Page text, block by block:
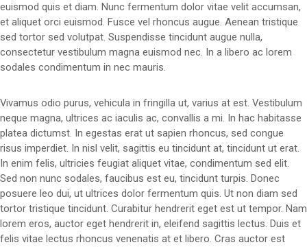
euismod quis et diam. Nunc fermentum dolor vitae velit accumsan,
et aliquet orci euismod. Fusce vel rhoncus augue. Aenean tristique
sed tortor sed volutpat. Suspendisse tincidunt augue nulla,
consectetur vestibulum magna euismod nec. In a libero ac lorem
sodales condimentum in nec mauris.
Vivamus odio purus, vehicula in fringilla ut, varius at est. Vestibulum
neque magna, ultrices ac iaculis ac, convallis a mi. In hac habitasse
platea dictumst. In egestas erat ut sapien rhoncus, sed congue
risus imperdiet. In nisl velit, sagittis eu tincidunt at, tincidunt ut erat.
In enim felis, ultricies feugiat aliquet vitae, condimentum sed elit.
Sed non nunc sodales, faucibus est eu, tincidunt turpis. Donec
posuere leo dui, ut ultrices dolor fermentum quis. Ut non diam sed
tortor tristique tincidunt. Curabitur hendrerit eget est ut tempor. Nam
lorem eros, auctor eget hendrerit in, eleifend sagittis lectus. Duis et
felis vitae lectus rhoncus venenatis at et libero. Cras auctor est